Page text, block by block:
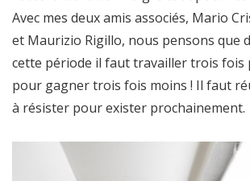
Avec mes deux amis associés, Mario
et Maurizio Rigillo, nous pensons que
cette période il faut travailler trois fois
pour gagner trois fois moins ! Il faut
à résister pour exister prochainement.